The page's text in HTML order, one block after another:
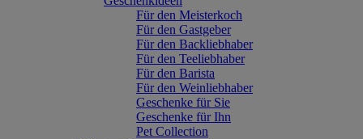
Für den Meisterkoch
Für den Gastgeber
Für den Backliebhaber
Für den Teeliebhaber
Für den Barista
Für den Weinliebhaber
Geschenke für Sie
Geschenke für Ihn
Pet Collection